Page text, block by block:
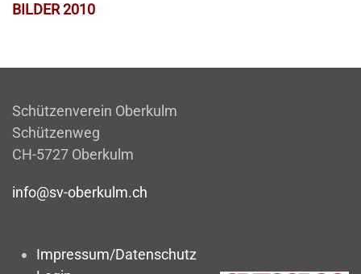
BILDER 2010
Schützenverein Oberkulm
Schützenweg
CH-5727 Oberkulm
info@sv-oberkulm.ch
Impressum/Datenschutz